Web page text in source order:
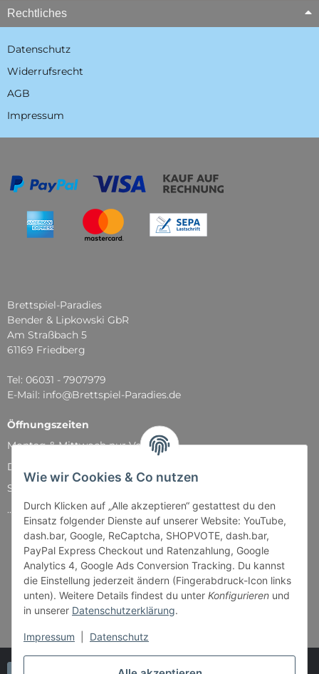
Wie wir Cookies & Co nutzen
Durch Klicken auf „Alle akzeptieren“ gestattest du den
Einsatz folgender Dienste auf unserer Website: YouTube,
dash.bar, Google, ReCaptcha, SHOPVOTE, dash.bar,
PayPal Express Checkout und Ratenzahlung, Google
Analytics 4, Google Ads Conversion Tracking. Du kannst
die Einstellung jederzeit ändern (Fingerabdruck-Icon links
unten). Weitere Details findest du unter Konfigurieren und
in unserer Datenschutzerklärung.
Impressum Datenschutz
Rechtliches
Datenschutz
Widerrufsrecht
AGB
Impressum
Brettspiel-Paradies
Bender & Lipkowski GbR
Am Straßbach 5
61169 Friedberg
Tel: 06031 - 7907979
E-Mail: info@Brettspiel-Paradies.de
Öffnungszeiten
Montag & Mittwoch nur Versand
Dienstag, Donnerstag und Freitag: 11:00 - 18:30 Uhr
Samstag: 11:00 - 14:00 Uhr
...und natürlich während unserer Events